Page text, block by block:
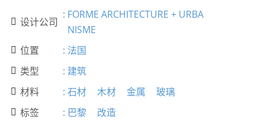
 设计公司
: FORME ARCHITECTURE + URBA
NISME
 位置 : 法国
 类型 : 建筑
 材料 : 石材 木材 金属 玻璃
 标签 : 巴黎 改造